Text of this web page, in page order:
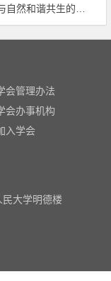
然和谐共生的美丽中国
会管理办法
会办事机构
入学会
大学明德楼